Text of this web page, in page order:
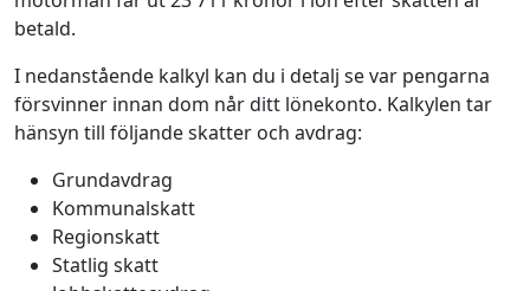
betald.
I nedanstående kalkyl kan du i detalj se var pengarna
försvinner innan dom når ditt lönekonto. Kalkylen tar
hänsyn till följande skatter och avdrag:
Grundavdrag
Kommunalskatt
Regionskatt
Statlig skatt